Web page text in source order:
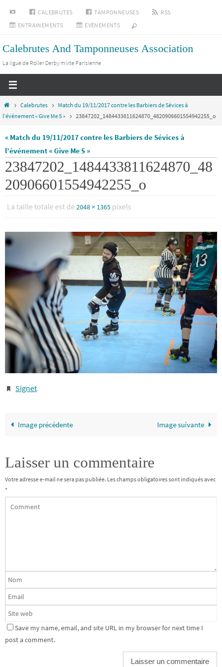
Passer
vers
contenu
INSTAGRAMCALEBRUTES TAMPONNEUSES
RSS
ENTRAINEMENTS
ÉVÉNEMENTS
Calebrutes And Tamponneuses Association
La ligue de Roller Derby mixte Parisienne
HomeCalebrutes
Match du 19/11/2017 contre les Barbiers de Sévices à
l’événement « Give Me 5 »
23847202_1484433811624870_4820906601554942255_o
« Match du 19/11/2017 contre les Barbiers de Sévices à
l’événement « Give Me 5 »
23847202_1484433811624870_48
20906601554942255_o
La taille totale est de 2048 × 1365 pixels
Signet.
Image précédente Image suivante
Laisser un commentaire
Votre adresse e-mail ne sera pas publiée. Les champs obligatoires sont indiqués avec
*
Save my name, email, and site URL in my browser for next time I
post a comment.